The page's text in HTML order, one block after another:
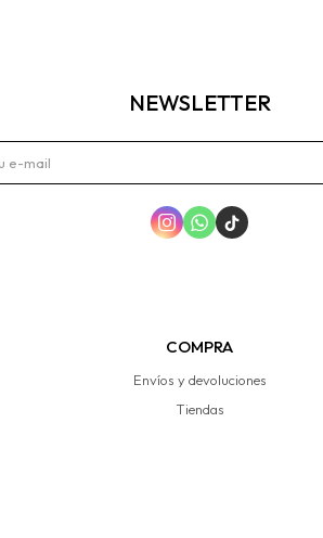
COMPRA
Envíos y devoluciones
Tiendas
NEWSLETTER
  